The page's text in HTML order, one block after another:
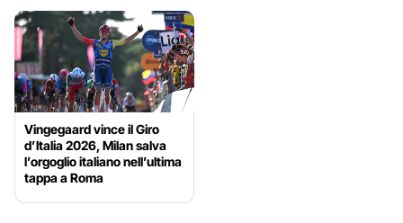
Vingegaard vince il Giro
d’Italia 2026, Milan salva
l’orgoglio italiano nell’ultima
tappa a Roma